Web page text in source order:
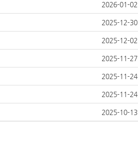
2026-01-02
2025-12-30
2025-12-02
2025-11-27
2025-11-24
2025-11-24
2025-10-13